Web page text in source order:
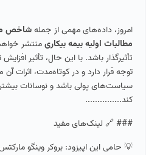
امروز، داده‌های مهمی از جملهشاخص
مطالبات اولیه بیمه بیکاریمنتشر
تأثیرگذار باشد. با این حال، تأثیر
توجه قرار دارد و در کوتاه‌مدت، اثرات آن
سیاست‌های پولی باشد و نوسانات بیشتری
کند...............
### 🔗 لینک‌های مفید
💡 حامی این اپیزود: بروکر وینگو